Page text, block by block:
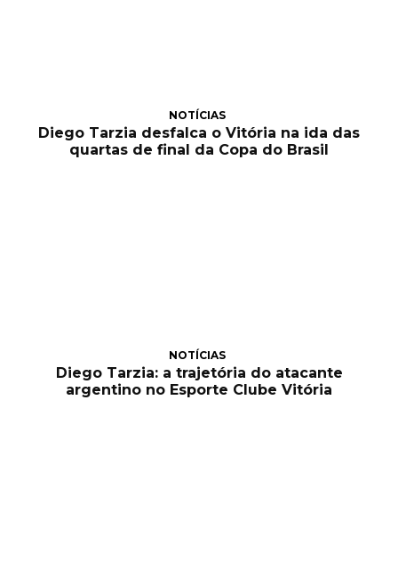
NOTÍCIAS
Diego Tarzia desfalca o Vitória na ida das
quartas de final da Copa do Brasil
NOTÍCIAS
Diego Tarzia: a trajetória do atacante
argentino no Esporte Clube Vitória